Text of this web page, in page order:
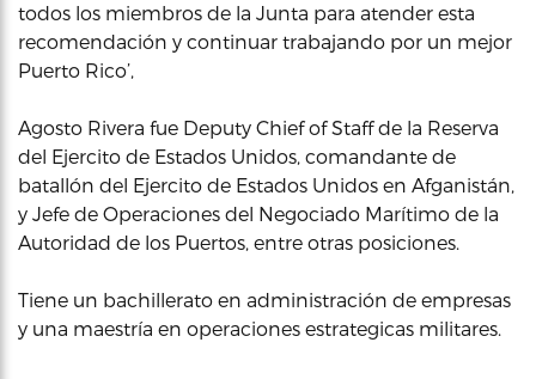
todos los miembros de la Junta para atender esta
recomendación y continuar trabajando por un mejor
Puerto Rico’,
Agosto Rivera fue Deputy Chief of Staff de la Reserva
del Ejercito de Estados Unidos, comandante de
batallón del Ejercito de Estados Unidos en Afganistán,
y Jefe de Operaciones del Negociado Marítimo de la
Autoridad de los Puertos, entre otras posiciones.
Tiene un bachillerato en administración de empresas
y una maestría en operaciones estrategicas militares.